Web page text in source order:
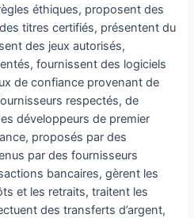
éthiques, proposent des
titres certifiés, présentent du
des jeux autorisés,
fournissent des logiciels
de confiance provenant de
respectés, de
développeurs de premier
proposés par des
par des fournisseurs
bancaires, gèrent les
et les retraits, traitent les
des transferts d’argent,